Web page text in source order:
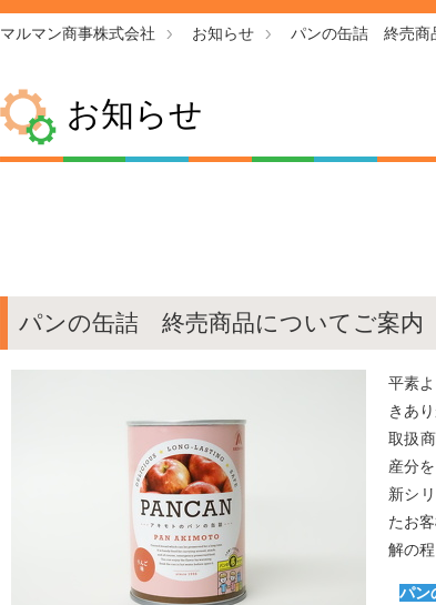
マルマン商事株式会社 お知らせ パンの缶詰 終売商
お知らせ
パンの缶詰 終売商品についてご案内
平素
きあ
取扱
産分
新シ
たお
解の
パン